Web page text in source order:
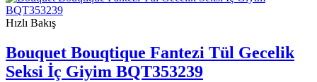
Hızlı Bakış
Bouquet Bouqtique Fantezi Tül Gecelik
Seksi İç Giyim BQT353239